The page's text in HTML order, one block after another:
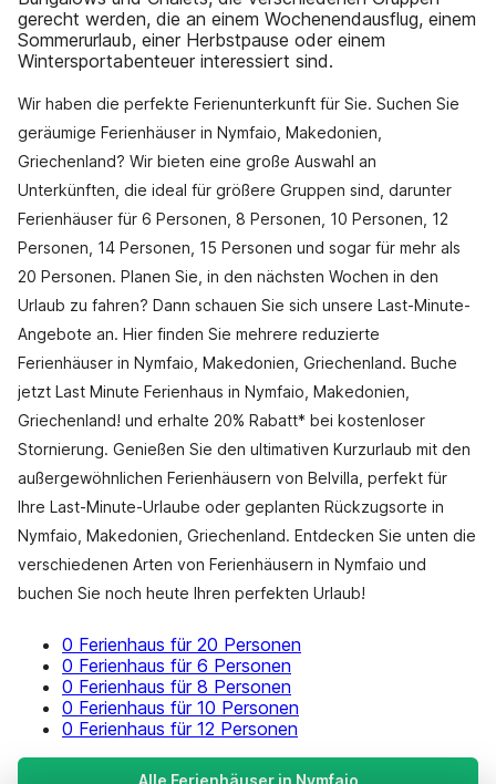
gerecht werden, die an einem Wochenendausflug, einem
Sommerurlaub, einer Herbstpause oder einem
Wintersportabenteuer interessiert sind.
Wir haben die perfekte Ferienunterkunft für Sie. Suchen Sie
geräumige Ferienhäuser in Nymfaio, Makedonien,
Griechenland? Wir bieten eine große Auswahl an
Unterkünften, die ideal für größere Gruppen sind, darunter
Ferienhäuser für 6 Personen, 8 Personen, 10 Personen, 12
Personen, 14 Personen, 15 Personen und sogar für mehr als
20 Personen. Planen Sie, in den nächsten Wochen in den
Urlaub zu fahren? Dann schauen Sie sich unsere Last-Minute-
Angebote an. Hier finden Sie mehrere reduzierte
Ferienhäuser in Nymfaio, Makedonien, Griechenland. Buche
jetzt Last Minute Ferienhaus in Nymfaio, Makedonien,
Griechenland! und erhalte 20% Rabatt* bei kostenloser
Stornierung. Genießen Sie den ultimativen Kurzurlaub mit den
außergewöhnlichen Ferienhäusern von Belvilla, perfekt für
Ihre Last-Minute-Urlaube oder geplanten Rückzugsorte in
Nymfaio, Makedonien, Griechenland. Entdecken Sie unten die
verschiedenen Arten von Ferienhäusern in Nymfaio und
buchen Sie noch heute Ihren perfekten Urlaub!
0 Ferienhaus für 20 Personen
0 Ferienhaus für 6 Personen
0 Ferienhaus für 8 Personen
0 Ferienhaus für 10 Personen
0 Ferienhaus für 12 Personen
Alle Ferienhäuser in Nymfaio